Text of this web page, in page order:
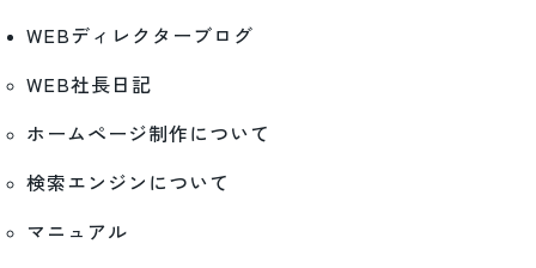
WEBディレクターブログ
WEB社長日記
ホームページ制作について
検索エンジンについて
マニュアル